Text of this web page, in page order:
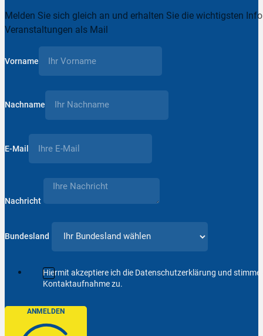
Melden Sie sich gleich an und erhalten Sie die wichtigsten
Veranstaltungen als Mail
Vorname
Nachname
E-Mail
Nachricht
Bundesland
Hiermit akzeptiere ich die Datenschutzerklärung und
Kontaktaufnahme zu.
ANMELDEN